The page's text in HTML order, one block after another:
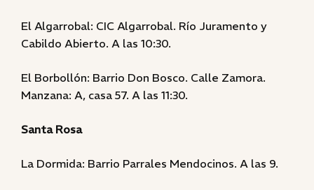
El Algarrobal: CIC Algarrobal. Río Juramento y
Cabildo Abierto. A las 10:30.
El Borbollón: Barrio Don Bosco. Calle Zamora.
Manzana: A, casa 57. A las 11:30.
Santa Rosa
La Dormida: Barrio Parrales Mendocinos. A las 9.